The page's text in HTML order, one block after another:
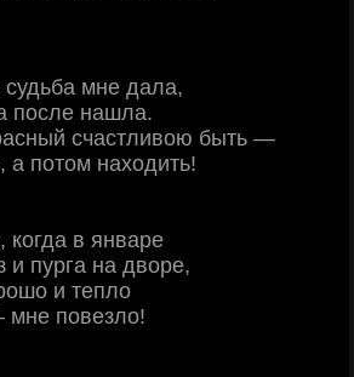
судьба мне дала,
после нашла.
счастливою быть —
а потом находить!
когда в январе
и пурга на дворе,
и тепло
повезло!